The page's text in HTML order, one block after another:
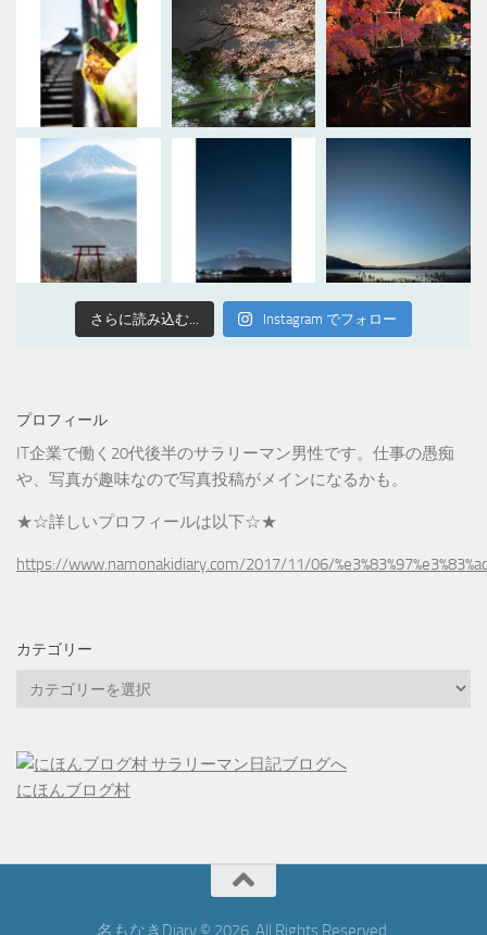
さらに読み込む... Instagram でフォロー
プロフィール
IT企業で働く20代後半のサラリーマン男性です。仕事の愚痴
や、写真が趣味なので写真投稿がメインになるかも。
★☆詳しいプロフィールは以下☆★
https://www.namonakidiary.com/2017/11/06/
カテゴリー
リ
ー
にほんブログ村
名もなきDiary © 2026. All Rights Reserved.